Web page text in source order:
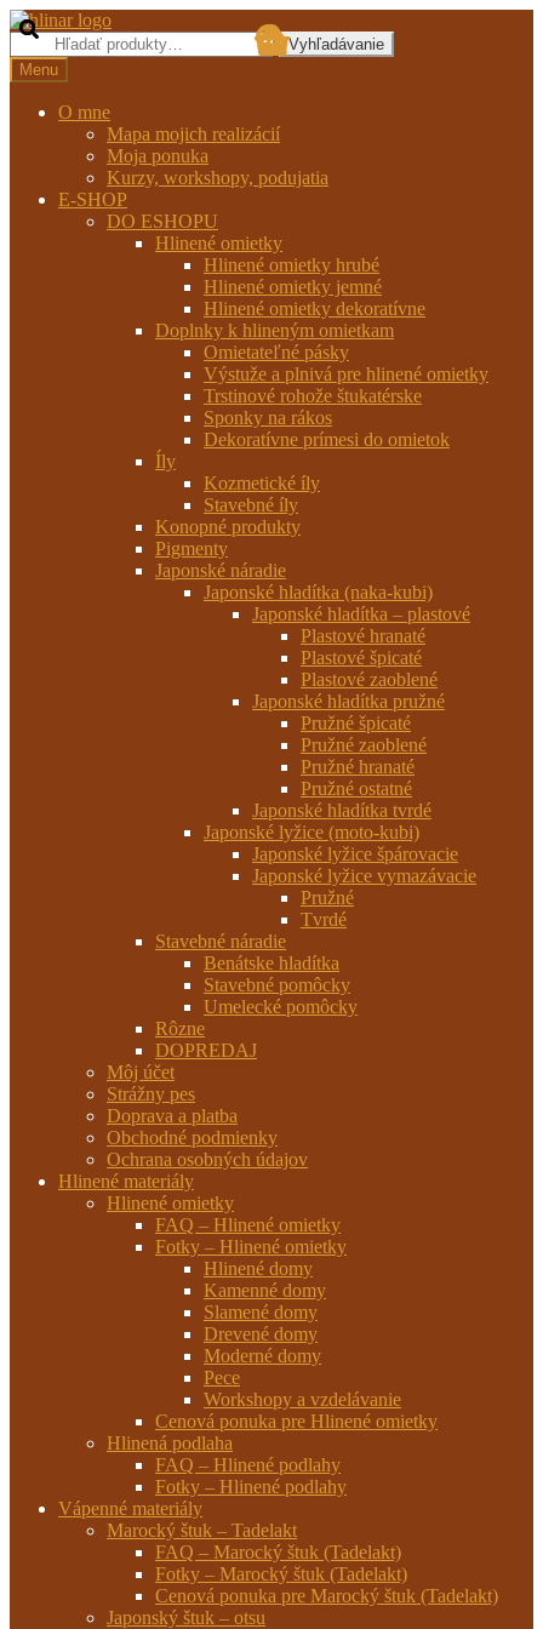
Preskočiť
na
navigáciu
Preskočiť
na
obsah
Hľadať:
Vyhľadávanie
Menu
O mne
Mapa mojich realizácií
Moja ponuka
Kurzy, workshopy, podujatia
E-SHOP
DO ESHOPU
Hlinené omietky
Hlinené omietky hrubé
Hlinené omietky jemné
Hlinené omietky dekoratívne
Doplnky k hlineným omietkam
Omietateľné pásky
Výstuže a plnivá pre hlinené omietky
Trstinové rohože štukatérske
Sponky na rákos
Dekoratívne prímesi do omietok
Íly
Kozmetické íly
Stavebné íly
Konopné produkty
Pigmenty
Japonské náradie
Japonské hladítka (naka-kubi)
Japonské hladítka – plastové
Plastové hranaté
Plastové špicaté
Plastové zaoblené
Japonské hladítka pružné
Pružné špicaté
Pružné zaoblené
Pružné hranaté
Pružné ostatné
Japonské hladítka tvrdé
Japonské lyžice (moto-kubi)
Japonské lyžice špárovacie
Japonské lyžice vymazávacie
Pružné
Tvrdé
Stavebné náradie
Benátske hladítka
Stavebné pomôcky
Umelecké pomôcky
Rôzne
DOPREDAJ
Môj účet
Strážny pes
Doprava a platba
Obchodné podmienky
Ochrana osobných údajov
Hlinené materiály
Hlinené omietky
FAQ – Hlinené omietky
Fotky – Hlinené omietky
Hlinené domy
Kamenné domy
Slamené domy
Drevené domy
Moderné domy
Pece
Workshopy a vzdelávanie
Cenová ponuka pre Hlinené omietky
Hlinená podlaha
FAQ – Hlinené podlahy
Fotky – Hlinené podlahy
Vápenné materiály
Marocký štuk – Tadelakt
FAQ – Marocký štuk (Tadelakt)
Fotky – Marocký štuk (Tadelakt)
Cenová ponuka pre Marocký štuk (Tadelakt)
Japonský štuk – otsu